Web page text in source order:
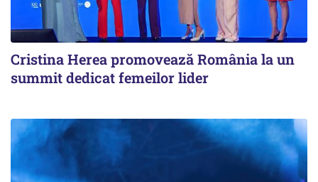
Cristina Herea promovează România la un
summit dedicat femeilor lider